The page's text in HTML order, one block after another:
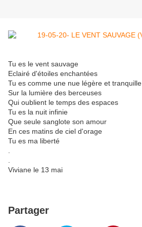
Tu es le vent sauvage
Eclairé d'étoiles enchantées
Tu es comme une nue légère et tranquille
Sur la lumière des berceuses
Qui oublient le temps des espaces
Tu es la nuit infinie
Que seule sanglote son amour
En ces matins de ciel d'orage
Tu es ma liberté
Viviane le 13 mai
Partager